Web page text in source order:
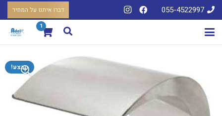
055-4522997 דברו איתנו על המחיר
1
מבצע!